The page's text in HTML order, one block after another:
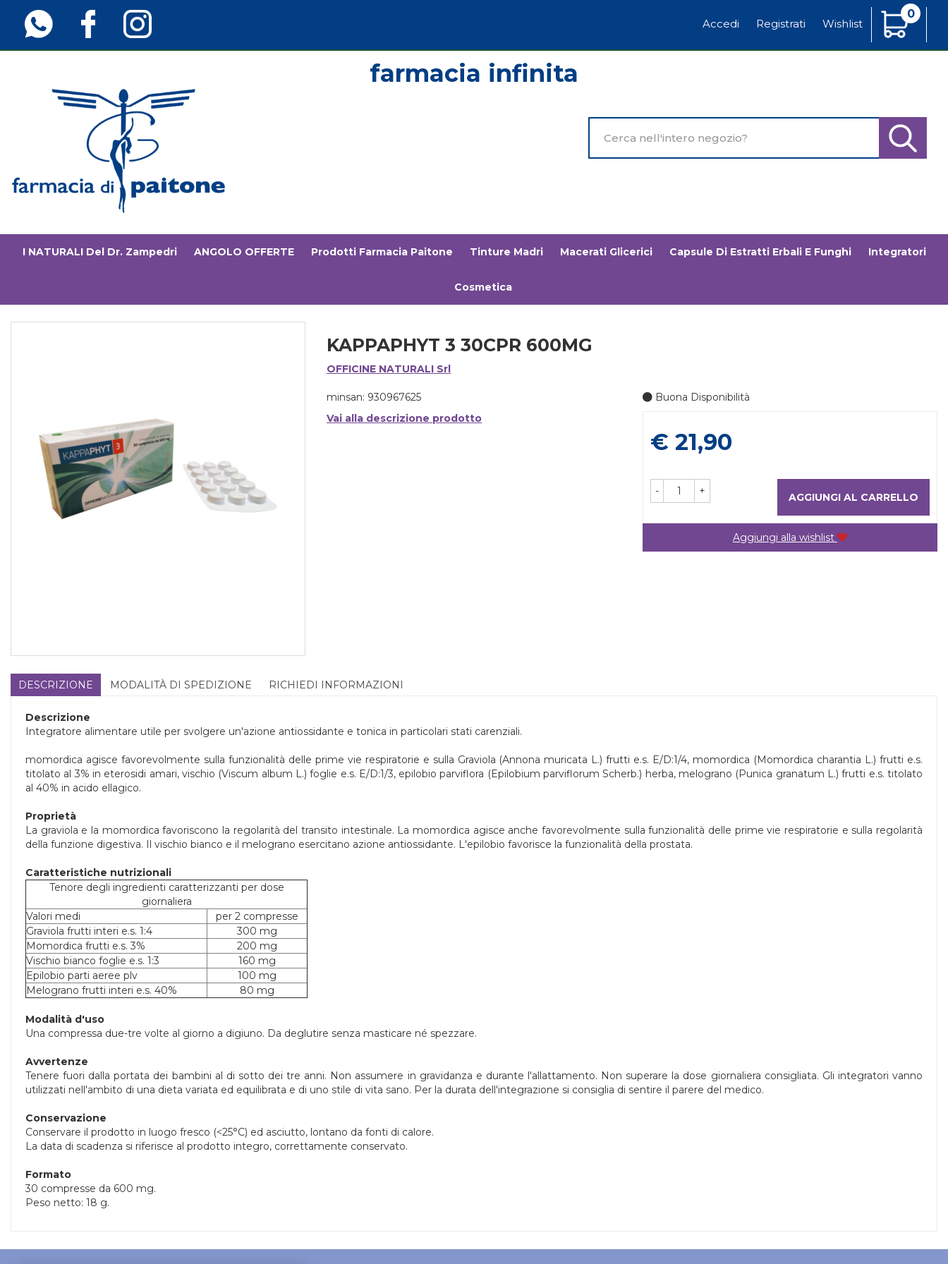
contenuto
principale
Accedi Registrati Wishlist
0
Articoli
Inseriti
Farmaciainfinita.it
Prodotto
Cerca
I NATURALI Del Dr. Zampedri ANGOLO OFFERTE Prodotti Farmacia Paitone Tinture Madri Macerati Glicerici Capsule Di Estratti Erbali E Funghi Integratori
Cosmetica
KAPPAPHYT 3 30CPR 600MG
OFFICINE NATURALI Srl
minsan: 930967625
Vai alla descrizione prodotto
Buona Disponibilità
Prezzo
€ 21,90
- + AGGIUNGI AL CARRELLO
Aggiungi alla wishlist
DESCRIZIONE MODALITÀ DI SPEDIZIONE RICHIEDI INFORMAZIONI
Descrizione
Integratore alimentare utile per svolgere un'azione antiossidante e tonica in particolari stati carenziali.
momordica agisce favorevolmente sulla funzionalità delle prime vie respiratorie e sulla Graviola (Annona muricata L.) frutti e.s. E/D:1/4, momordica (Momordica charantia L.) frutti e.s.
titolato al 3% in eterosidi amari, vischio (Viscum album L.) foglie e.s. E/D:1/3, epilobio parviflora (Epilobium parviflorum Scherb.) herba, melograno (Punica granatum L.) frutti e.s. titolato
al 40% in acido ellagico.
Proprietà
La graviola e la momordica favoriscono la regolarità del transito intestinale. La momordica agisce anche favorevolmente sulla funzionalità delle prime vie respiratorie e sulla regolarità
della funzione digestiva. Il vischio bianco e il melograno esercitano azione antiossidante. L'epilobio favorisce la funzionalità della prostata.
Caratteristiche nutrizionali
Tenore degli ingredienti caratterizzanti per dose
giornaliera
Valori medi
per 2 compresse
Graviola frutti interi e.s. 1:4
300 mg
Momordica frutti e.s. 3%
200 mg
Vischio bianco foglie e.s. 1:3
160 mg
Epilobio parti aeree plv
100 mg
Melograno frutti interi e.s. 40%
80 mg
Modalità d'uso
Una compressa due-tre volte al giorno a digiuno. Da deglutire senza masticare né spezzare.
Avvertenze
Tenere fuori dalla portata dei bambini al di sotto dei tre anni. Non assumere in gravidanza e durante l'allattamento. Non superare la dose giornaliera consigliata. Gli integratori vanno
utilizzati nell'ambito di una dieta variata ed equilibrata e di uno stile di vita sano. Per la durata dell'integrazione si consiglia di sentire il parere del medico.
Conservazione
Conservare il prodotto in luogo fresco (<25°C) ed asciutto, lontano da fonti di calore.
La data di scadenza si riferisce al prodotto integro, correttamente conservato.
Formato
30 compresse da 600 mg.
Peso netto: 18 g.